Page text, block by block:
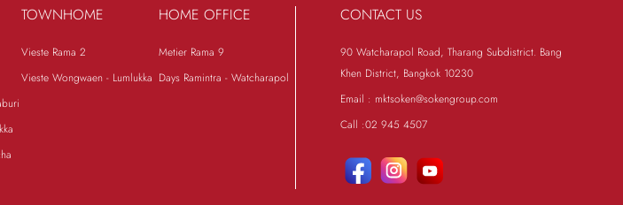
TOWNHOME
Vieste Rama 2
Vieste Wongwaen - Lumlukka
HOME OFFICE
Metier Rama 9
Days Ramintra - Watcharapol
CONTACT US
90 Watcharapol Road, Tharang Subdistrict. Bang
Khen District, Bangkok 10230
Email : mktsoken@sokengroup.com
Call :02 945 4507